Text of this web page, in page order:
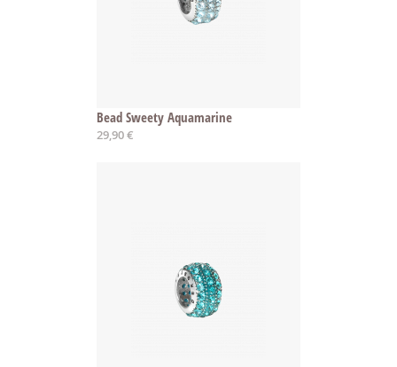
Bead Sweety Aquamarine
29,90 €